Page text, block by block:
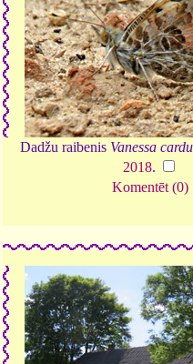
Dadžu raibenis Vanessa
2018.
Komentēt (0)